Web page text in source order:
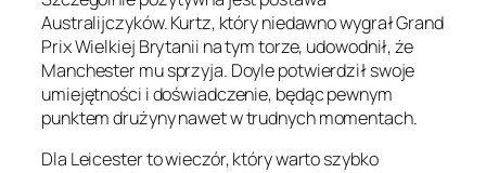
Australijczyków. Kurtz, który niedawno wygrał Grand
Prix Wielkiej Brytanii na tym torze, udowodnił, że
Manchester mu sprzyja. Doyle potwierdził swoje
umiejętności i doświadczenie, będąc pewnym
punktem drużyny nawet w trudnych momentach.
Dla Leicester to wieczór, który warto szybko